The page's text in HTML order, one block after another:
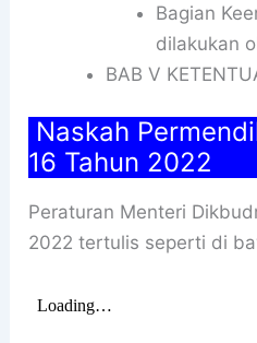
Bagian
dilakukan
BAB V
Naskah
16 Tahun 2022
Peraturan Menteri
2022 tertulis seperti di